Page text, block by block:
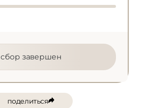
сбор завершен
поделиться